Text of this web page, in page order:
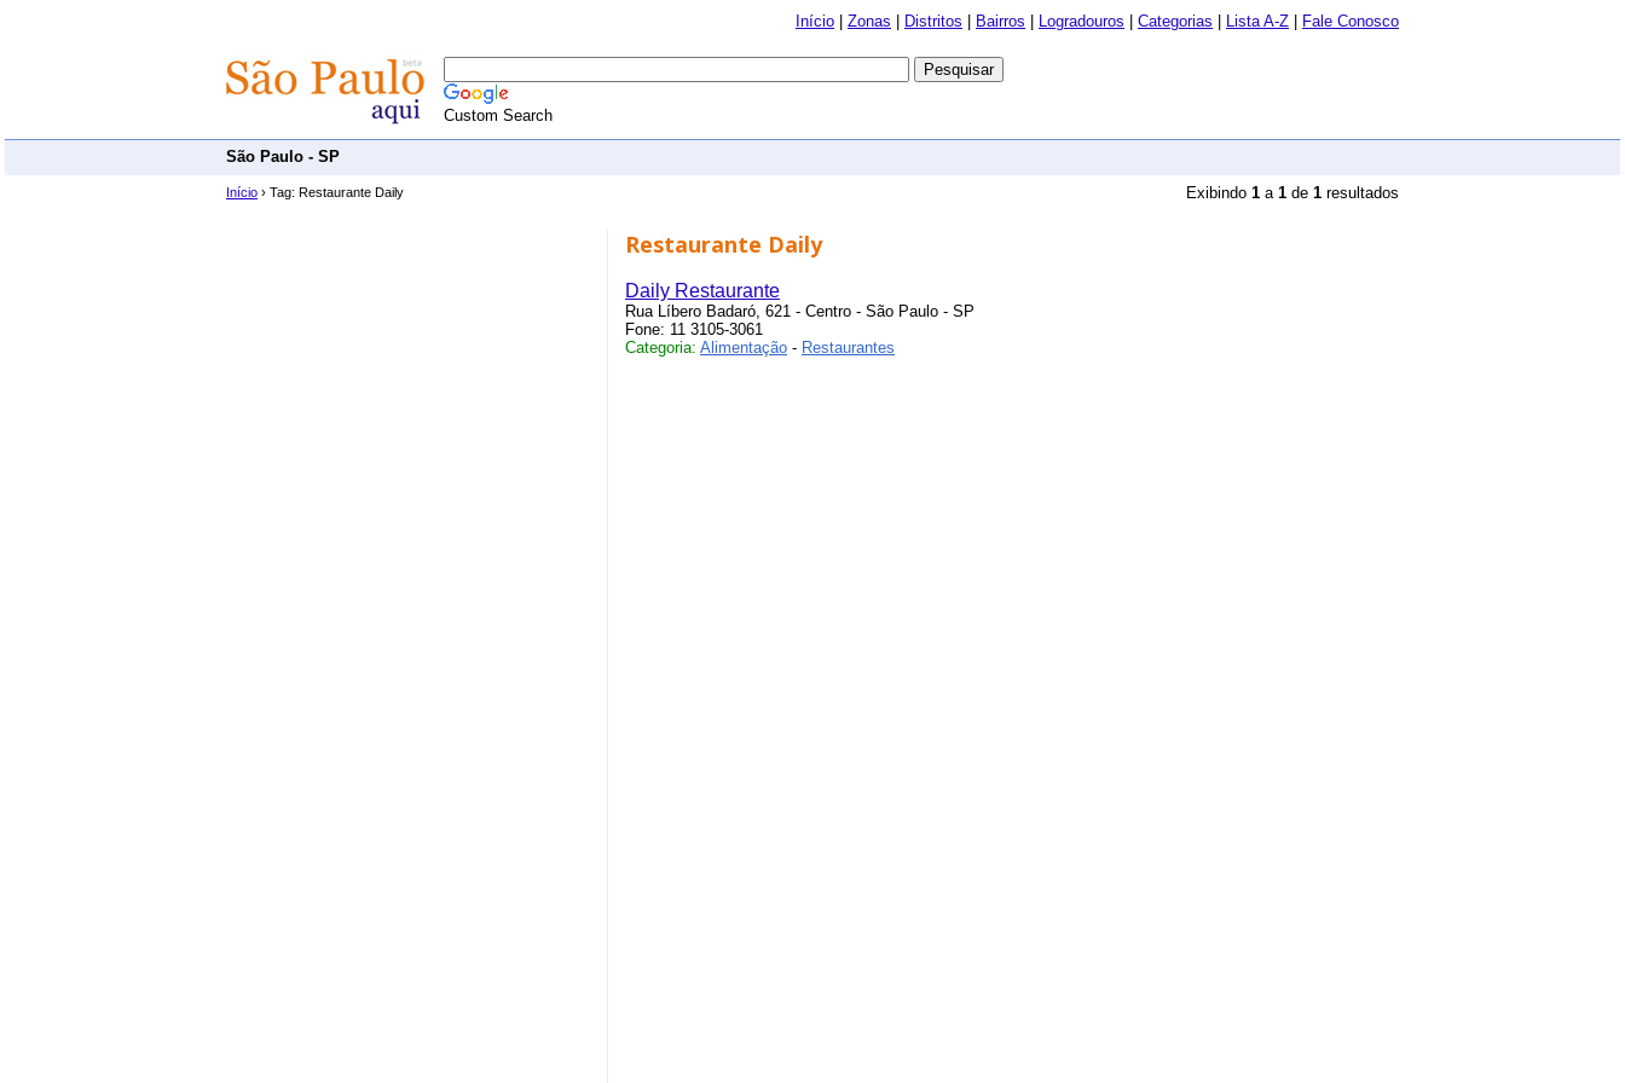
Início Zonas Distritos Bairros Logradouros Categorias Lista A-Z Fale Conosco
Custom Search
São Paulo - SP
Início › Tag: Restaurante Daily Exibindo 1 a 1 de 1 resultados
Restaurante Daily
Daily Restaurante
Rua Líbero Badaró, 621 - Centro - São Paulo - SP
Fone: 11 3105-3061
Categoria: Alimentação - Restaurantes